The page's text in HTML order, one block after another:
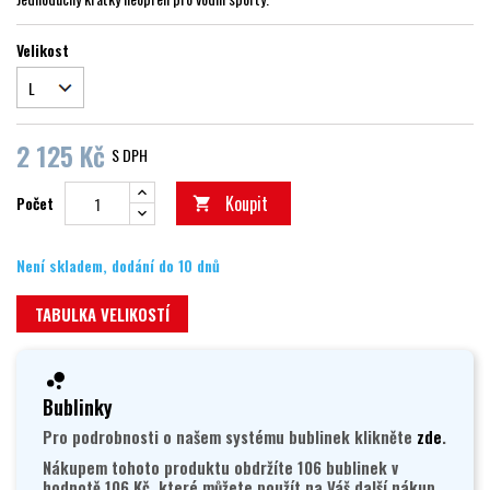
Velikost
2 125 Kč S DPH
Počet  Koupit
Není skladem, dodání do 10 dnů
TABULKA VELIKOSTÍ
Bublinky
Pro podrobnosti o našem systému bublinek klikněte zde.
Nákupem tohoto produktu obdržíte 106 bublinek v